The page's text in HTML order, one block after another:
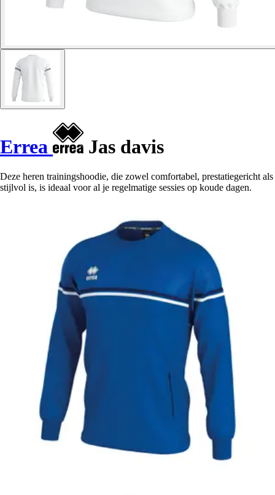
Errea Jas davis
Deze heren trainingshoodie, die zowel comfortabel, prestatiegericht als
stijlvol is, is ideaal voor al je regelmatige sessies op koude dagen.